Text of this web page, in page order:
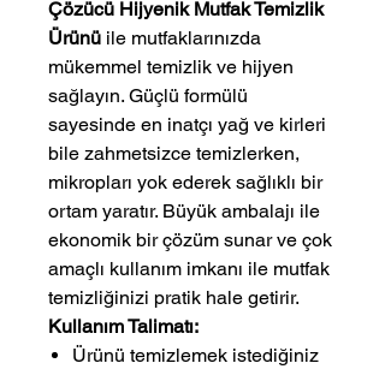
Çözücü Hijyenik Mutfak Temizlik
Ürünü ile mutfaklarınızda
mükemmel temizlik ve hijyen
sağlayın. Güçlü formülü
sayesinde en inatçı yağ ve kirleri
bile zahmetsizce temizlerken,
mikropları yok ederek sağlıklı bir
ortam yaratır. Büyük ambalajı ile
ekonomik bir çözüm sunar ve çok
amaçlı kullanım imkanı ile mutfak
temizliğinizi pratik hale getirir.
Kullanım Talimatı:
Ürünü temizlemek istediğiniz